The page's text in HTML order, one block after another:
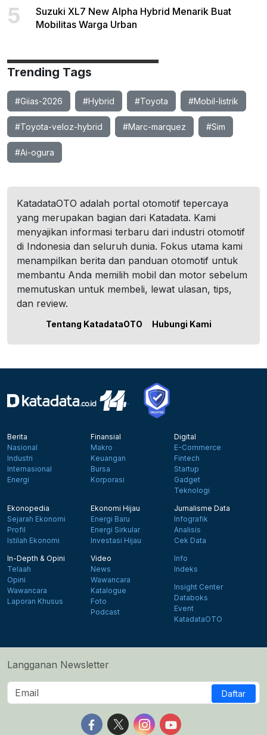
5
Suzuki XL7 New Alpha Hybrid Menarik Buat
Mobilitas Warga Urban
Trending Tags
#Giias-2026 #Hybrid #Toyota #Mobil-listrik
#Toyota-veloz-hybrid #Marc-marquez #Sim
#Ai-ogura
KatadataOTO adalah portal otomotif tepercaya
yang merupakan bagian dari Katadata. Kami
menyajikan informasi terbaru dari industri otomotif
di Indonesia dan seluruh dunia. Fokus utama kami
menampilkan berita dan panduan otomotif untuk
membantu Anda memilih mobil dan motor sebelum
memutuskan untuk membeli, lewat ulasan, tips,
dan review.
Tentang KatadataOTO Hubungi Kami
Berita
Nasional
Industri
Internasional
Energi
Finansial
Makro
Keuangan
Bursa
Korporasi
Digital
E-Commerce
Fintech
Startup
Gadget
Teknologi
Ekonopedia
Sejarah Ekonomi
Profil
Istilah Ekonomi
Ekonomi Hijau
Energi Baru
Energi Sirkular
Investasi Hijau
Jurnalisme Data
Infografik
Analisis
Cek Data
In-Depth & Opini
Telaah
Opini
Wawancara
Laporan Khusus
Video
News
Wawancara
Katalogue
Foto
Podcast
Info
Indeks
Insight Center
Databoks
Event
KatadataOTO
Langganan Newsletter
Daftar
Follow us on Facebook
Follow us on X
Follow us on Instagram
Follow us on